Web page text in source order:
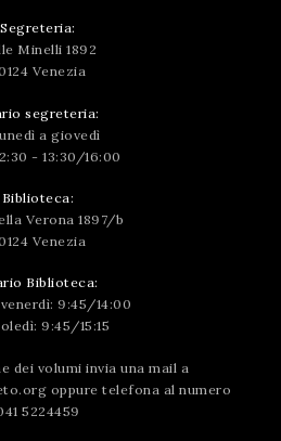
Segreteria:
Minelli 1892
Venezia
segreteria:
a giovedì
- 13:30/16:00
Biblioteca:
Verona 1897/b
Venezia
Biblioteca:
9:45/14:00
9:45/15:15
dei volumi invia una mail a
oppure telefona al numero
5224459